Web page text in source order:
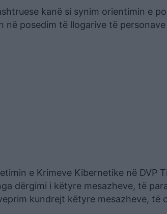
kanë si synim orientimin e
në posedim të llogarive të
e Krimeve Kibernetike në DVP
dërgimi i këtyre mesazheve, të
kundrejt këtyre mesazheve, të